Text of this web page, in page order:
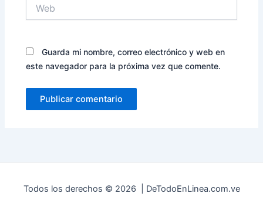
Guarda mi nombre, correo electrónico y web en
este navegador para la próxima vez que comente.
Todos los derechos © 2026 | DeTodoEnLinea.com.ve